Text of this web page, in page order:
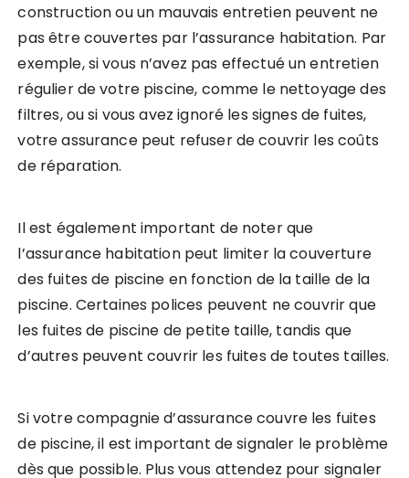
construction ou un mauvais entretien peuvent ne
pas être couvertes par l’assurance habitation. Par
exemple, si vous n’avez pas effectué un entretien
régulier de votre piscine, comme le nettoyage des
filtres, ou si vous avez ignoré les signes de fuites,
votre assurance peut refuser de couvrir les coûts
de réparation.
Il est également important de noter que
l’assurance habitation peut limiter la couverture
des fuites de piscine en fonction de la taille de la
piscine. Certaines polices peuvent ne couvrir que
les fuites de piscine de petite taille, tandis que
d’autres peuvent couvrir les fuites de toutes tailles.
Si votre compagnie d’assurance couvre les fuites
de piscine, il est important de signaler le problème
dès que possible. Plus vous attendez pour signaler